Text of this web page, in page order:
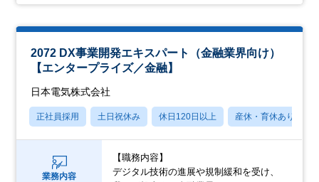
2072 DX事業開発エキスパート（金融業界向け）
【エンタープライズ／金融】
日本電気株式会社
正社員採用 土日祝休み 休日120日以上 産休・育休あり
業務内容
【職務内容】
デジタル技術の進展や規制緩和を受け、